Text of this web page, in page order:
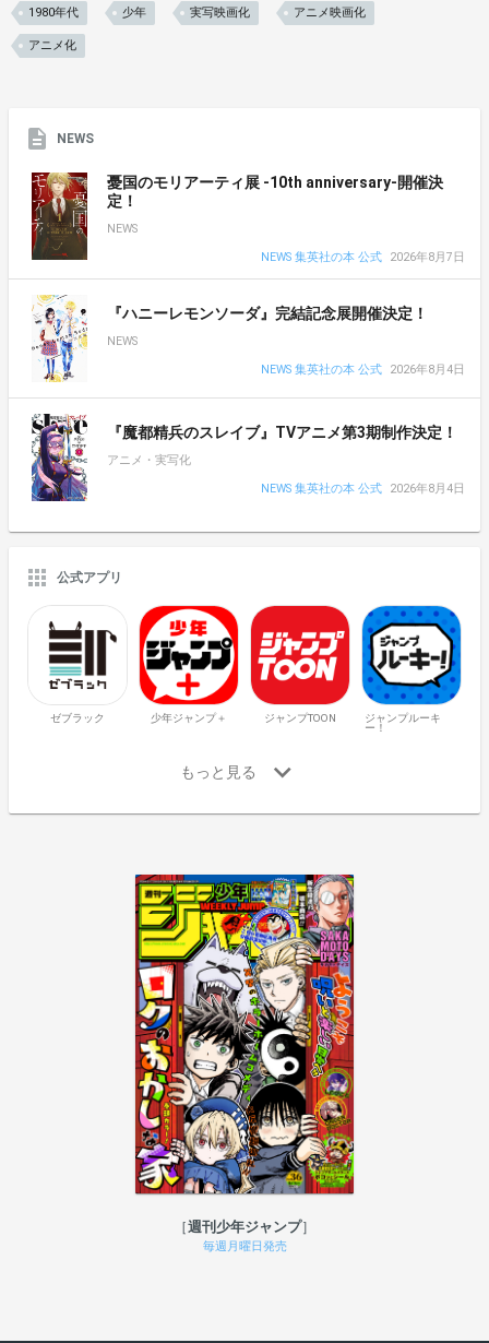
1980年代 少年 実写映画化 アニメ映画化
アニメ化
NEWS
憂国のモリアーティ展 -10th anniversary-開催決
定！
NEWS
NEWS 集英社の本 公式
2026年8月7日
『ハニーレモンソーダ』完結記念展開催決定！
NEWS
NEWS 集英社の本 公式
2026年8月4日
『魔都精兵のスレイブ』TVアニメ第3期制作決定！
アニメ・実写化
NEWS 集英社の本 公式
2026年8月4日
公式アプリ
ゼブラック 少年ジャンプ＋ ジャンプTOON
ジャンプルーキ
ー！
週刊少年ジャンプ
毎週月曜日発売